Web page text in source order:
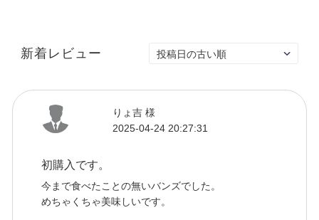
新着レビュー
りょ吉 様
2025-04-24 20:27:31
初購入です。
今まで食べたことの無いバンズでした。
めちゃくちゃ美味しいです。